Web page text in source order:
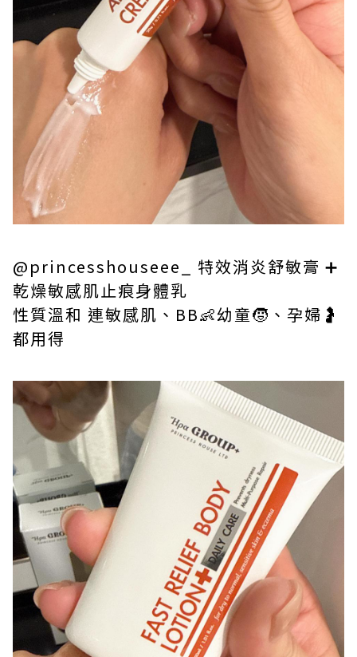
@princesshouseee_ 特效消炎舒敏膏 ➕
乾燥敏感肌止痕身體乳
性質溫和 連敏感肌、BB👶幼童🧒、孕婦🤰
都用得